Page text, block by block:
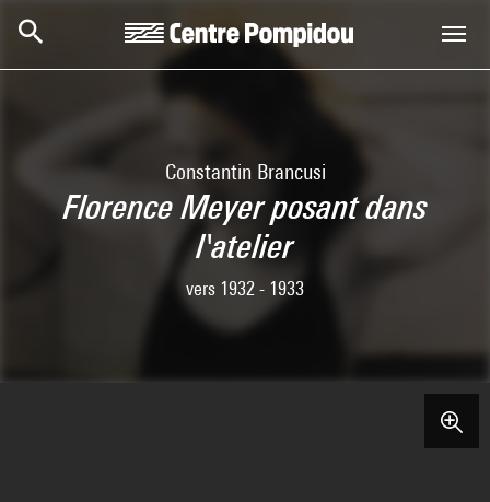
Constantin Brancusi
Florence Meyer posant dans
l'atelier
vers 1932 - 1933